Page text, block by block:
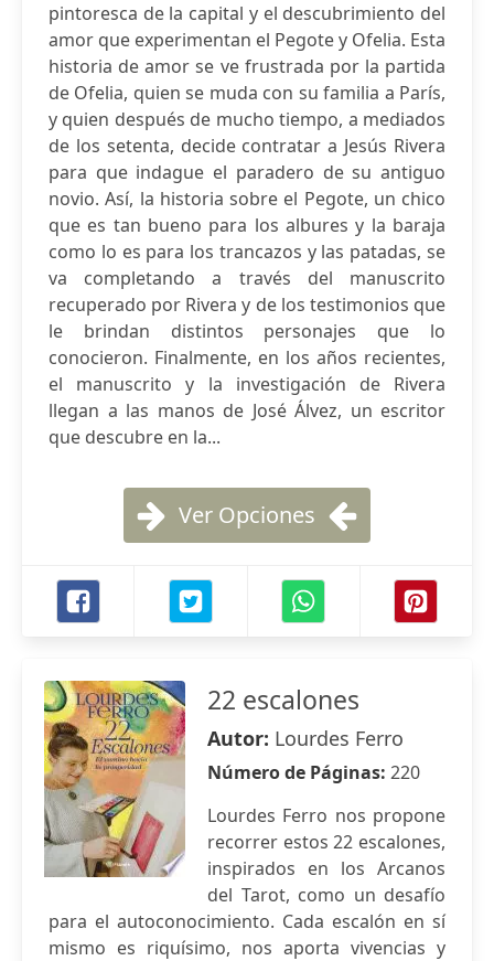
pintoresca de la capital y el descubrimiento del
amor que experimentan el Pegote y Ofelia. Esta
historia de amor se ve frustrada por la partida
de Ofelia, quien se muda con su familia a París,
y quien después de mucho tiempo, a mediados
de los setenta, decide contratar a Jesús Rivera
para que indague el paradero de su antiguo
novio. Así, la historia sobre el Pegote, un chico
que es tan bueno para los albures y la baraja
como lo es para los trancazos y las patadas, se
va completando a través del manuscrito
recuperado por Rivera y de los testimonios que
le brindan distintos personajes que lo
conocieron. Finalmente, en los años recientes,
el manuscrito y la investigación de Rivera
llegan a las manos de José Álvez, un escritor
que descubre en la...
Ver Opciones
22 escalones
Autor: Lourdes Ferro
Número de Páginas: 220
Lourdes Ferro nos propone
recorrer estos 22 escalones,
inspirados en los Arcanos
del Tarot, como un desafío
para el autoconocimiento. Cada escalón en sí
mismo es riquísimo, nos aporta vivencias y